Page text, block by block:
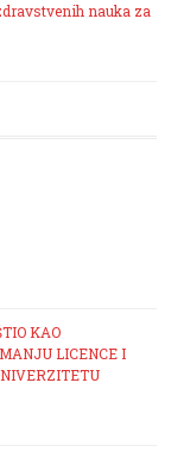
nauka za
KAO
LICENCE I